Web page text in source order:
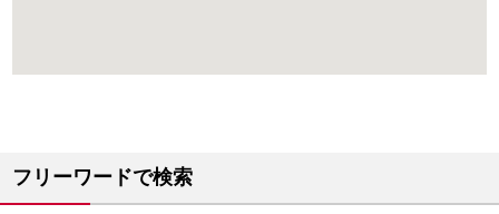
フリーワードで検索